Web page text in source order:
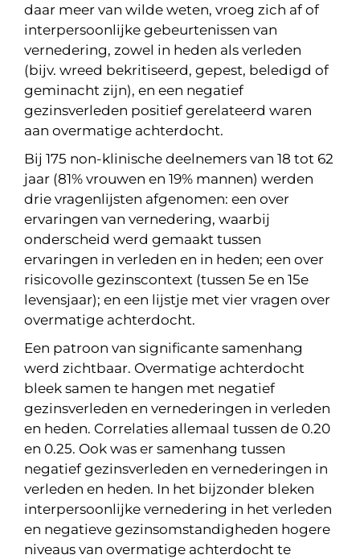
daar meer van wilde weten, vroeg zich af of
interpersoonlijke gebeurtenissen van
vernedering, zowel in heden als verleden
(bijv. wreed bekritiseerd, gepest, beledigd of
geminacht zijn), en een negatief
gezinsverleden positief gerelateerd waren
aan overmatige achterdocht.
Bij 175 non-klinische deelnemers van 18 tot 62
jaar (81% vrouwen en 19% mannen) werden
drie vragenlijsten afgenomen: een over
ervaringen van vernedering, waarbij
onderscheid werd gemaakt tussen
ervaringen in verleden en in heden; een over
risicovolle gezinscontext (tussen 5e en 15e
levensjaar); en een lijstje met vier vragen over
overmatige achterdocht.
Een patroon van significante samenhang
werd zichtbaar. Overmatige achterdocht
bleek samen te hangen met negatief
gezinsverleden en vernederingen in verleden
en heden. Correlaties allemaal tussen de 0.20
en 0.25. Ook was er samenhang tussen
negatief gezinsverleden en vernederingen in
verleden en heden. In het bijzonder bleken
interpersoonlijke vernedering in het verleden
en negatieve gezinsomstandigheden hogere
niveaus van overmatige achterdocht te